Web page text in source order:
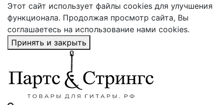
Этот сайт использует файлы cookies для улучшения
функционала. Продолжая просмотр сайта, Вы
соглашаетесь на использование нами cookies.
Принять и закрыть